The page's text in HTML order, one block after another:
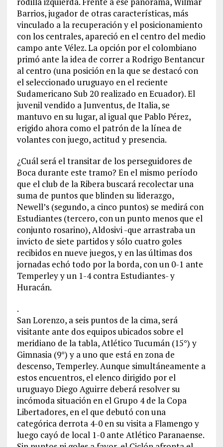
Barrios, jugador de otras características, más
vinculado a la recuperación y el posicionamiento
con los centrales, apareció en el centro del medio
campo ante Vélez. La opción por el colombiano
primó ante la idea de correr a Rodrigo Bentancur
al centro (una posición en la que se destacó con
el seleccionado uruguayo en el reciente
Sudamericano Sub 20 realizado en Ecuador). El
juvenil vendido a Junventus, de Italia, se
mantuvo en su lugar, al igual que Pablo Pérez,
erigido ahora como el patrón de la línea de
volantes con juego, actitud y presencia.
¿Cuál será el transitar de los perseguidores de
Boca durante este tramo? En el mismo período
que el club de la Ribera buscará recolectar una
suma de puntos que blinden su liderazgo,
Newell’s (segundo, a cinco puntos) se medirá con
Estudiantes (tercero, con un punto menos que el
conjunto rosarino), Aldosivi -que arrastraba un
invicto de siete partidos y sólo cuatro goles
recibidos en nueve juegos, y en las últimas dos
jornadas echó todo por la borda, con un 0-1 ante
Temperley y un 1-4 contra Estudiantes- y
Huracán.
.
San Lorenzo, a seis puntos de la cima, será
visitante ante dos equipos ubicados sobre el
meridiano de la tabla, Atlético Tucumán (15°) y
Gimnasia (9°) y a uno que está en zona de
descenso, Temperley. Aunque simultáneamente a
estos encuentros, el elenco dirigido por el
uruguayo Diego Aguirre deberá resolver su
incómoda situación en el Grupo 4 de la Copa
Libertadores, en el que debutó con una
categórica derrota 4-0 en su visita a Flamengo y
luego cayó de local 1-0 ante Atlético Paranaense.